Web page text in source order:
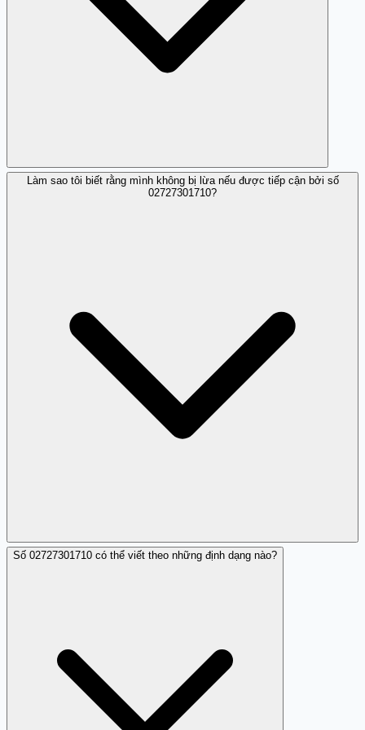
Nên ngừng trả lời và chặn số để tránh bị quấy rối hoặc
Làm sao tôi biết rằng mình không bị lừa nếu được tiếp cận bởi số
02727301710?
Luôn luôn kiểm tra tính xác thực của các cuộc gọi và từ
Số 02727301710 có thể viết theo những định dạng nào?